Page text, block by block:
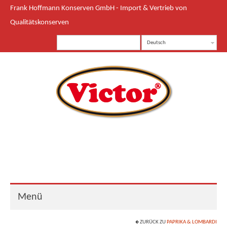
Frank Hoffmann Konserven GmbH - Import & Vertrieb von
Qualitätskonserven
Deutsch
Menü
ZURÜCK ZU PAPRIKA & LOMBARDI